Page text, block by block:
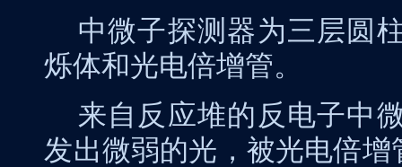
中微子探测器为三层圆
烁体和光电倍增管。
来自反应堆的反电子中
发出微弱的光，被光电倍